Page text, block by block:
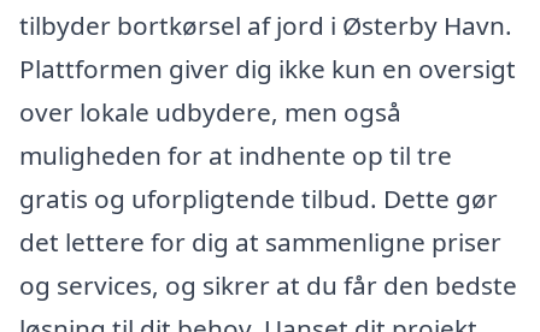
tilbyder bortkørsel af jord i Østerby Havn.
Plattformen giver dig ikke kun en oversigt
over lokale udbydere, men også
muligheden for at indhente op til tre
gratis og uforpligtende tilbud. Dette gør
det lettere for dig at sammenligne priser
og services, og sikrer at du får den bedste